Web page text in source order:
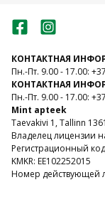
КОНТАКТНАЯ
Пн.-Пт. 9.00 - 17.00:
КОНТАКТНАЯ
Пн.-Пт. 9.00 - 17.00:
Mint apteek
Taevakivi 1, Tallinn
Владелец лицензии
Регистрационный
KMKR: EE102252015
Номер действующей